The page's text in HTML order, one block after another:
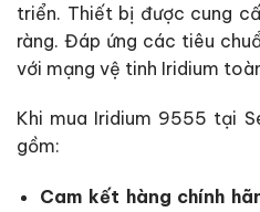
triển. Thiết bị được cung
ràng. Đáp ứng các tiêu
với mạng vệ tinh Iridium
Khi mua Iridium 9555 tại
gồm:
Cam kết hàng chính